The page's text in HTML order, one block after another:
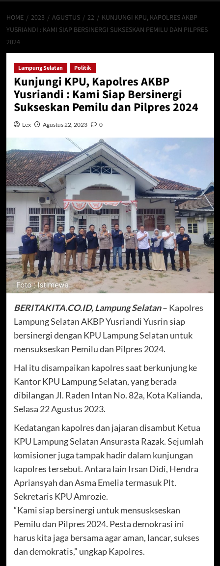
HOME 2023 AGUSTUS 22
KUNJUNGI KPU, KAPOLRES AKBP
YUSRIANDI : KAMI SIAP BERSINERGI SUKSESKAN PEMILU DAN PILPRES
2024
Lampung Selatan Politik
Kunjungi KPU, Kapolres AKBP
Yusriandi : Kami Siap Bersinergi
Sukseskan Pemilu dan Pilpres 2024
Lex Agustus 22, 2023 0
BERITAKITA.CO.ID, Lampung Selatan– Kapolres
Lampung Selatan AKBP Yusriandi Yusrin siap
bersinergi dengan KPU Lampung Selatan untuk
mensukseskan Pemilu dan Pilpres 2024.
Hal itu disampaikan kapolres saat berkunjung ke
Kantor KPU Lampung Selatan, yang berada
dibilangan Jl. Raden Intan No. 82a, Kota Kalianda,
Selasa 22 Agustus 2023.
Kedatangan kapolres dan jajaran disambut Ketua
KPU Lampung Selatan Ansurasta Razak. Sejumlah
komisioner juga tampak hadir dalam kunjungan
kapolres tersebut. Antara lain Irsan Didi, Hendra
Apriansyah dan Asma Emelia termasuk Plt.
Sekretaris KPU Amrozie.
“Kami siap bersinergi untuk mensuskseskan
Pemilu dan Pilpres 2024. Pesta demokrasi ini
harus kita jaga bersama agar aman, lancar, sukses
dan demokratis,” ungkap Kapolres.